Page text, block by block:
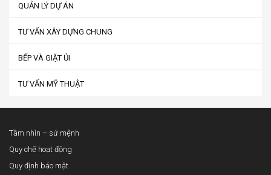
QUẢN LÝ DỰ ÁN
TƯ VẤN XÂY DỰNG CHUNG
BẾP VÀ GIẶT ỦI
TƯ VẤN MỸ THUẬT
Tầm nhìn – sứ mệnh
Quy chế hoạt động
Quy định bảo mật